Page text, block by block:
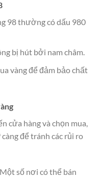
98 thường có dấu 980
bị hút bởi nam châm.
vàng để đảm bảo chất
cửa hàng và chọn mua,
để tránh các rủi ro
số nơi có thể bán